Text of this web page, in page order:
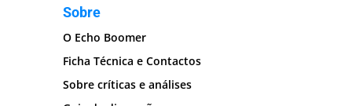
Sobre
O Echo Boomer
Ficha Técnica e Contactos
Sobre críticas e análises